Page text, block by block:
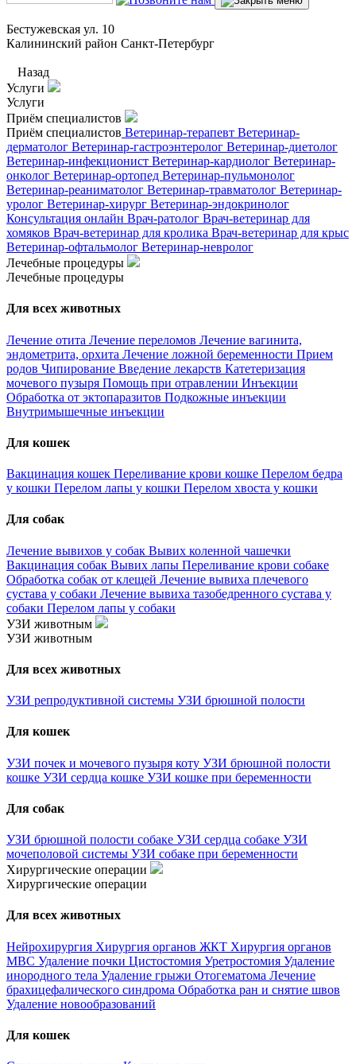
Бестужевская ул. 10
Калининский район Санкт-Петербург
Назад
Услуги
Услуги
Приём специалистов
Приём специалистов Ветеринар-терапевт Ветеринар-
дерматолог Ветеринар-гастроэнтеролог Ветеринар-диетолог
Ветеринар-инфекционист Ветеринар-кардиолог Ветеринар-
онколог Ветеринар-ортопед Ветеринар-пульмонолог
Ветеринар-реаниматолог Ветеринар-травматолог Ветеринар-
уролог Ветеринар-хирург Ветеринар-эндокринолог
Консультация онлайн Врач-ратолог Врач-ветеринар для
хомяков Врач-ветеринар для кролика Врач-ветеринар для крыс
Ветеринар-офтальмолог Ветеринар-невролог
Лечебные процедуры
Лечебные процедуры
Для всех животных
Лечение отита Лечение переломов Лечение вагинита,
эндометрита, орхита Лечение ложной беременности Прием
родов Чипирование Введение лекарств Катетеризация
мочевого пузыря Помощь при отравлении Инъекции
Обработка от эктопаразитов Подкожные инъекции
Внутримышечные инъекции
Для кошек
Вакцинация кошек Переливание крови кошке Перелом бедра
у кошки Перелом лапы у кошки Перелом хвоста у кошки
Для собак
Лечение вывихов у собак Вывих коленной чашечки
Вакцинация собак Вывих лапы Переливание крови собаке
Обработка собак от клещей Лечение вывиха плечевого
сустава у собаки Лечение вывиха тазобедренного сустава у
собаки Перелом лапы у собаки
УЗИ животным
УЗИ животным
Для всех животных
УЗИ репродуктивной системы УЗИ брюшной полости
Для кошек
УЗИ почек и мочевого пузыря коту УЗИ брюшной полости
кошке УЗИ сердца кошке УЗИ кошке при беременности
Для собак
УЗИ брюшной полости собаке УЗИ сердца собаке УЗИ
мочеполовой системы УЗИ собаке при беременности
Хирургические операции
Хирургические операции
Для всех животных
Нейрохирургия Хирургия органов ЖКТ Хирургия органов
МВС Удаление почки Цистостомия Уретростомия Удаление
инородного тела Удаление грыжи Отогематома Лечение
брахицефалического синдрома Обработка ран и снятие швов
Удаление новообразований
Для кошек